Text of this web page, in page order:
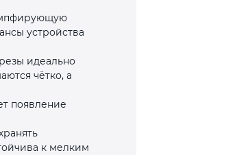
устройства
идеально
чётко, а
появление
к мелким